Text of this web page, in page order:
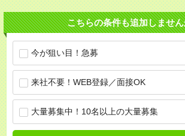
こちらの条件も追加しませ
今が狙い目！急募
来社不要！WEB登録／面接OK
大量募集中！10名以上の大量募集